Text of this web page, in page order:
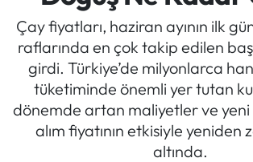
Çay fiyatları, haziran ayının ilk
raflarında en çok takip edilen
girdi. Türkiye’de milyonlarca
tüketiminde önemli yer tutan
dönemde artan maliyetler ve yeni
alım fiyatının etkisiyle yeniden
altında.
Politika
Politik Kulis
Dünya
Magazin
Tüm Manşetler
Son Dakika Haberleri
Haber Arşivi